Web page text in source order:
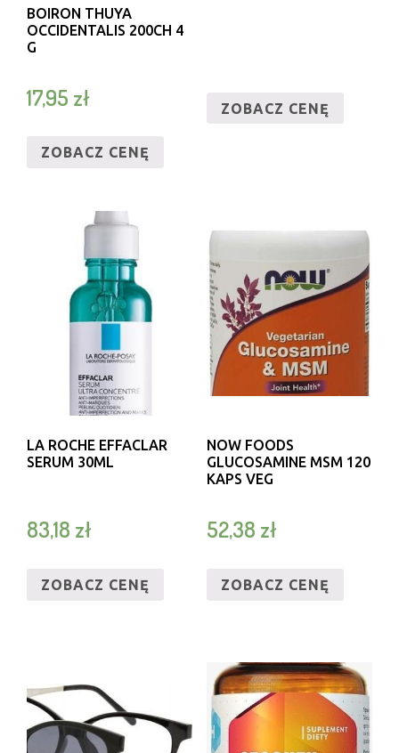
BOIRON THUYA
OCCIDENTALIS 200CH 4
G
17,95 zł
ZOBACZ CENĘ
ZOBACZ CENĘ
LA ROCHE EFFACLAR
SERUM 30ML
83,18 zł
ZOBACZ CENĘ
NOW FOODS
GLUCOSAMINE MSM 120
KAPS VEG
52,38 zł
ZOBACZ CENĘ